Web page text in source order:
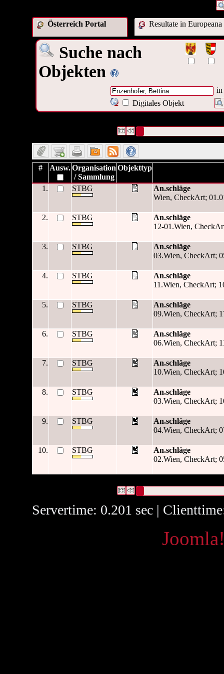
Österreich Portal Resultate in Europeana
Suche nach
Objekten
in
Digitales Objekt
# Ausw.Organisation
/ Sammlung
Objekttyp
1. STBG
An.schläge
Wien, CheckArt;
2. STBG
An.schläge
12-01.Wien,
3. STBG
An.schläge
03.Wien, CheckArt;
4. STBG
An.schläge
11.Wien, CheckArt;
5. STBG
An.schläge
09.Wien, CheckArt;
6. STBG
An.schläge
06.Wien, CheckArt;
7. STBG
An.schläge
10.Wien, CheckArt;
8. STBG
An.schläge
03.Wien, CheckArt;
9. STBG
An.schläge
04.Wien, CheckArt;
10. STBG
An.schläge
02.Wien, CheckArt;
Servertime: 0.201 sec |